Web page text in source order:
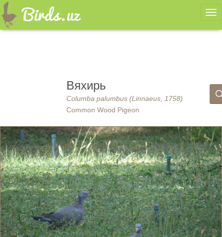
Вяхирь
Columba palumbus (Linnaeus, 1758)
Common Wood Pigeon